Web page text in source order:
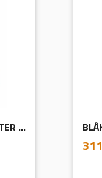
BLÅKLÄDER 4057 KNEPUTER SERVICE
Pris